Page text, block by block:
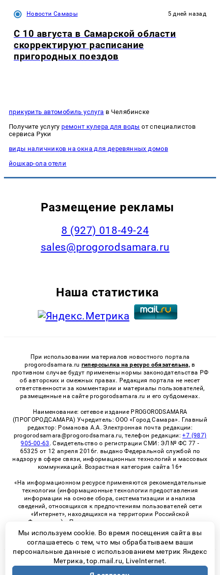
Новости Самары 5 дней назад
С 10 августа в Самарской области
скорректируют расписание
пригородных поездов
прикурить автомобиль услуга в Челябинске
Получите услугуремонт кулера для воды от специалистов
сервиса Руки
виды наличников на окна для деревянных домов
йошкар-ола отели
Размещение рекламы
8 (927) 018-49-24
sales@progorodsamara.ru
Наша статистика
При использовании материалов новостного портала
progorodsamara.ru гиперссылка на ресурс обязательна, в
противном случае будут применены нормы законодательства РФ
об авторских и смежных правах. Редакция портала не несет
ответственности за комментарии и материалы пользователей,
размещенные на сайте progorodsamara.ru и его субдоменах.
Наименование: сетевое издание PROGORODSAMARA
(ПРОГОРОДСАМАРА) Учредитель: ООО «Город Самара». Главный
редактор: Романова А.А. Электронная почта редакции:
progorodsamara@progorodsamara.ru, телефон редакции:+7 (987)
905-00-63 . Свидетельство о регистрации СМИ: ЭЛ № ФС 77 -
65325 от 12 апреля 2016г. выдано Федеральной службой по
надзору в сфере связи, информационных технологий и массовых
коммуникаций. Возрастная категория сайта 16+
«На информационном ресурсе применяются рекомендательные
технологии (информационные технологии предоставления
информации на основе сбора, систематизации и анализа
сведений, относящихся к предпочтениям пользователей сети
«Интернет», находящихся на территории Российской
Федерации)». Правила применения рекомендательных
технологий в виджетах рекламно-обменной сети
«СМИ2» (PDF)
© 2026 «ProGorodSamara» | Все права защищены
Мы используем cookie. Во время посещения сайта вы
соглашаетесь с тем, что мы обрабатываем ваши
персональные данные с использованием метрик Яндекс
Метрика, top.mail.ru, LiveInternet.